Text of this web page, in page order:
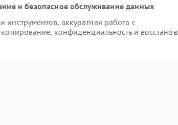
и безопасное обслуживание данных
аккуратная работа с
конфиденциальность и